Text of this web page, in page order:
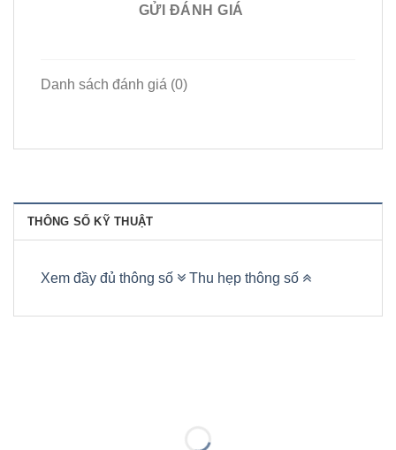
GỬI ĐÁNH GIÁ
Danh sách đánh giá (0)
THÔNG SỐ KỸ THUẬT
Xem đầy đủ thông số Thu hẹp thông số